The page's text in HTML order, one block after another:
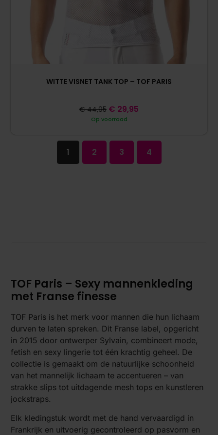
WITTE VISNET TANK TOP – TOF PARIS
Op voorraad
€44,95 € 29,95
1 2 3 4
TOF Paris – Sexy mannenkleding
met Franse finesse
TOF Paris is het merk voor mannen die hun lichaam
durven te laten spreken. Dit Franse label, opgericht
in 2015 door ontwerper Sylvain, combineert mode,
fetish en sexy lingerie tot één krachtig geheel. De
collectie is gemaakt om de natuurlijke schoonheid
van het mannelijk lichaam te accentueren – van
strakke slips tot uitdagende mesh tops en kunstleren
jockstraps.
Elk kledingstuk wordt met de hand vervaardigd in
Frankrijk en uitvoerig gecontroleerd op pasvorm en